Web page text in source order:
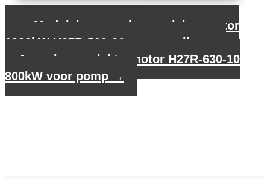
Modulaire asynchrone elektromotor
1900kW H27R-500-06 voor ventilator
Asynchrone elektromotor H27R-630-10
800kW voor pomp →